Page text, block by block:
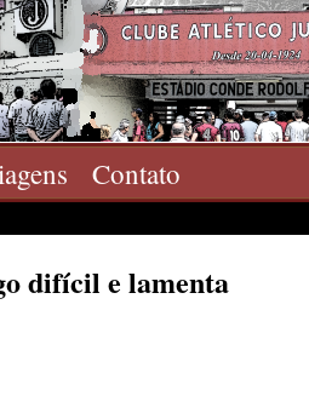
Contato
difícil e lamenta